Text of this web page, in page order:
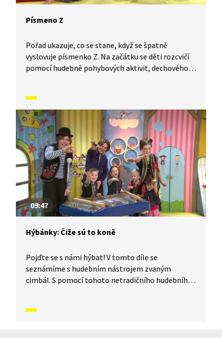
Písmeno Z
Pořad ukazuje, co se stane, když se špatně
vyslovuje písmenko Z. Na začátku se děti rozcvičí
pomocí hudebně pohybových aktivit, dechového
výslovnosti tohoto písmenka (např. zub/sup).
09:47
Hýbánky: Čiže sú to koně
Pojďte se s námi hýbat! V tomto díle se
seznámíme s hudebním nástrojem zvaným
cimbál. S pomocí tohoto netradičního hudebního
naučit i pohyb. Jste připraveni na cvičení